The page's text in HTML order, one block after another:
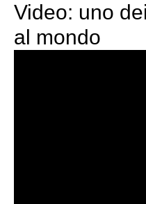
Video: uno
al mondo